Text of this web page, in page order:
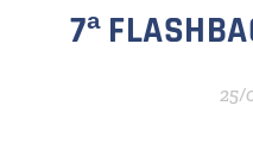
7ª
25/